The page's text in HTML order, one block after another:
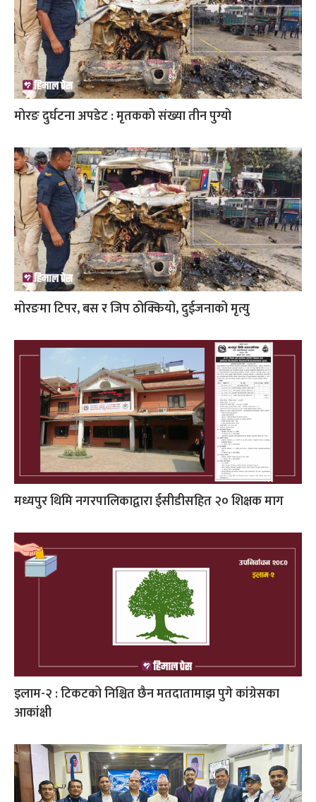
मोरङ दुर्घटना अपडेट : मृतकको संख्या तीन पुग्यो
मोरङमा टिपर, बस र जिप ठोक्कियो, दुईजनाको मृत्यु
मध्यपुर थिमि नगरपालिकाद्वारा ईसीडीसहित २० शिक्षक माग
इलाम-२ : टिकटको निश्चित छैन मतदातामाझ पुगे कांग्रेसका
आकांक्षी